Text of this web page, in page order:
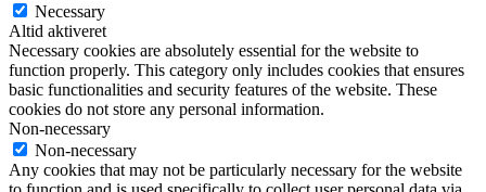
Necessary
Altid aktiveret
Necessary cookies are absolutely essential for the website to
function properly. This category only includes cookies that ensures
basic functionalities and security features of the website. These
cookies do not store any personal information.
Non-necessary
Non-necessary
Any cookies that may not be particularly necessary for the website